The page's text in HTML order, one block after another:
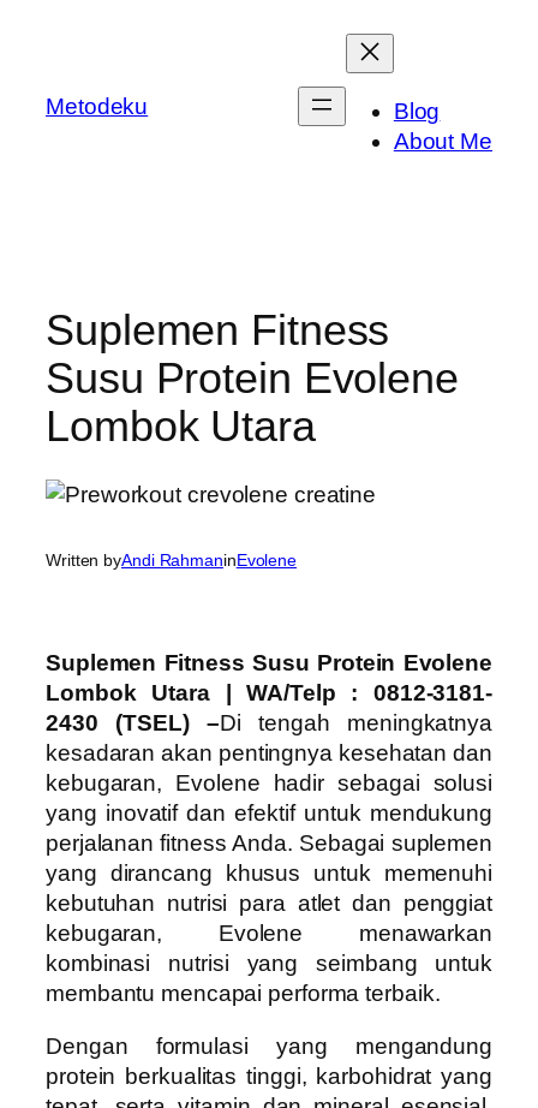
Metodeku
Blog
About Me
Suplemen Fitness
Susu Protein Evolene
Lombok Utara
Written byAndi RahmaninEvolene
Suplemen Fitness Susu Protein Evolene
Lombok Utara | WA/Telp : 0812-3181-
2430 (TSEL) –Di tengah meningkatnya
kesadaran akan pentingnya kesehatan dan
kebugaran, Evolene hadir sebagai solusi
yang inovatif dan efektif untuk mendukung
perjalanan fitness Anda. Sebagai suplemen
yang dirancang khusus untuk memenuhi
kebutuhan nutrisi para atlet dan penggiat
kebugaran, Evolene menawarkan
kombinasi nutrisi yang seimbang untuk
membantu mencapai performa terbaik.
Dengan formulasi yang mengandung
protein berkualitas tinggi, karbohidrat yang